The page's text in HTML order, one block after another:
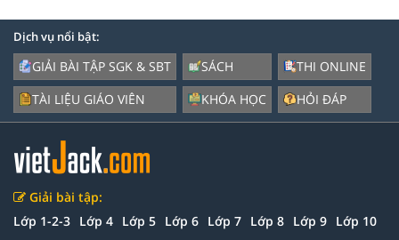
Dịch vụ nổi bật:
GIẢI BÀI TẬP SGK & SBT
TÀI LIỆU GIÁO VIÊN
SÁCH
KHÓA HỌC
THI ONLINE
HỎI ĐÁP
Giải bài tập:
Lớp 1-2-3 Lớp 4 Lớp 5 Lớp 6 Lớp 7 Lớp 8 Lớp 9 Lớp 10